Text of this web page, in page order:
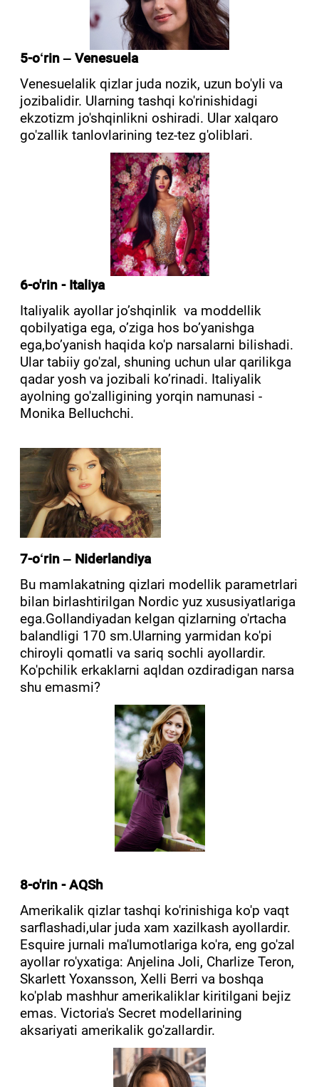
5-o‘rin – Venesuela
Venesuelalik qizlar juda nozik, uzun bo'yli va
jozibalidir. Ularning tashqi ko'rinishidagi
ekzotizm jo'shqinlikni oshiradi. Ular xalqaro
go'zallik tanlovlarining tez-tez g'oliblari.
6-o'rin - Italiya
Italiyalik ayollar jo’shqinlik va moddellik
qobilyatiga ega, o’ziga hos bo’yanishga
ega,bo’yanish haqida ko'p narsalarni bilishadi.
Ular tabiiy go'zal, shuning uchun ular qarilikga
qadar yosh va jozibali ko’rinadi. Italiyalik
ayolning go'zalligining yorqin namunasi -
Monika Belluchchi.
7-o‘rin – Niderlandiya
Bu mamlakatning qizlari modellik parametrlari
bilan birlashtirilgan Nordic yuz xususiyatlariga
ega.Gollandiyadan kelgan qizlarning o'rtacha
balandligi 170 sm.Ularning yarmidan ko'pi
chiroyli qomatli va sariq sochli ayollardir.
Ko'pchilik erkaklarni aqldan ozdiradigan narsa
shu emasmi?
8-o'rin - AQSh
Amerikalik qizlar tashqi ko'rinishiga ko'p vaqt
sarflashadi,ular juda xam xazilkash ayollardir.
Esquire jurnali ma'lumotlariga ko'ra, eng go'zal
ayollar ro'yxatiga: Anjelina Joli, Charlize Teron,
Skarlett Yoxansson, Xelli Berri va boshqa
ko'plab mashhur amerikaliklar kiritilgani bejiz
emas. Victoria's Secret modellarining
aksariyati amerikalik go'zallardir.